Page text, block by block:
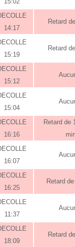
14:17
Retard
15:19
Retard
15:12
15:04
16:16
Retard de
16:07
16:25
Retard
11:37
18:09
Retard